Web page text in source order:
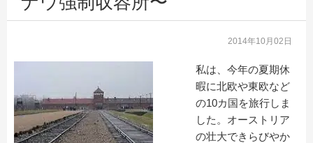
2014年10月02日
私は、今年の夏期休
暇に北欧や東欧など
の10カ国を旅行しま
した。オーストリア
の壮大できらびやか